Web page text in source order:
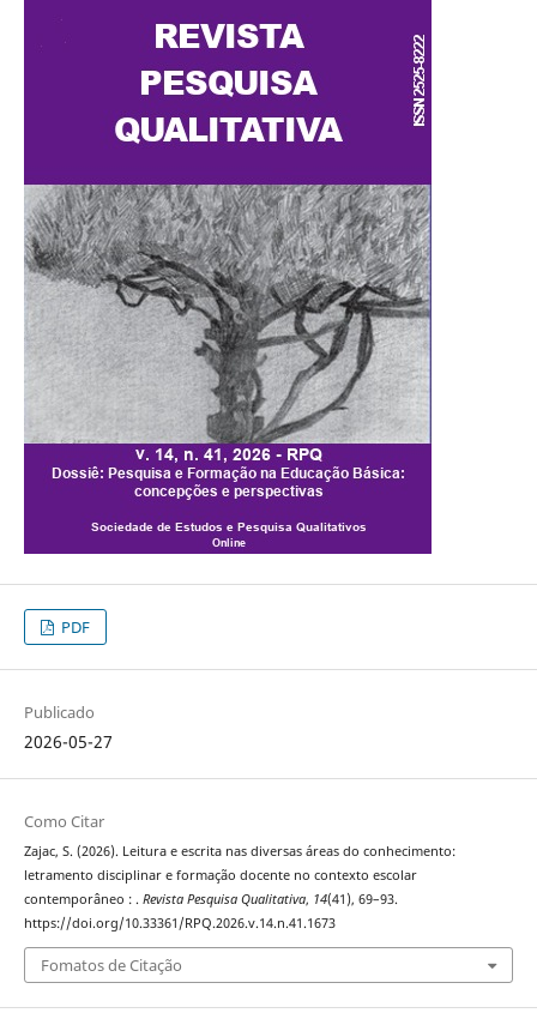
PDF
Publicado
2026-05-27
Como Citar
Zajac, S. (2026). Leitura e escrita nas diversas áreas do conhecimento:
letramento disciplinar e formação docente no contexto escolar
contemporâneo : . Revista Pesquisa Qualitativa, 14(41), 69–93.
https://doi.org/10.33361/RPQ.2026.v.14.n.41.1673
Fomatos de Citação